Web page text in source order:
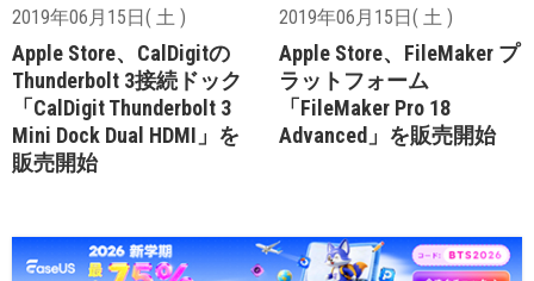
2019年06月15日( 土 )
Apple Store、CalDigitの
Thunderbolt 3接続ドック
「CalDigit Thunderbolt 3
Mini Dock Dual HDMI」を
販売開始
2019年06月15日( 土 )
Apple Store、FileMaker プ
ラットフォーム
「FileMaker Pro 18
Advanced」を販売開始